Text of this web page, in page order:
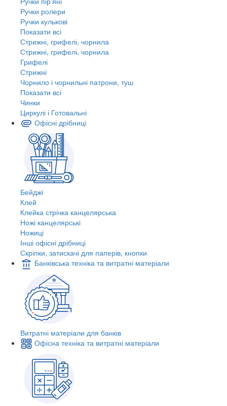
Ручки ролери
Ручки кулькові
Показати всі
Стрижні, грифелі, чорнила
Стрижні, грифелі, чорнила
Грифелі
Стрижні
Чорнило і чорнильні патрони, туш
Показати всі
Чинки
Циркулі і Готовальні
Офісні дрібниці
Бейджі
Клей
Клейка стрічка канцелярська
Ножі канцелярські
Ножиці
Інші офісні дрібниці
Скріпки, затискачі для паперів, кнопки
Банківська техніка та витратні матеріали
Витратні матеріали для банків
Офісна техніка та витратні матеріали